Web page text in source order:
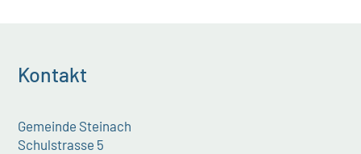
Kontakt
Gemeinde Steinach
Schulstrasse 5